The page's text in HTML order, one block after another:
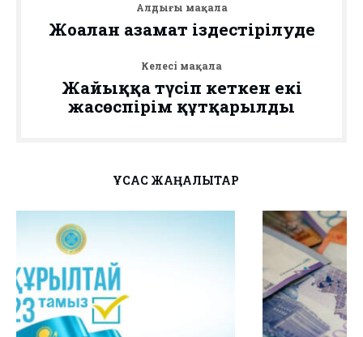
Алдыңғы мақала
Жоғалған азамат іздестірілуде
Келесі мақала
Жайыққа түсіп кеткен екі
жасөспірім құтқарылды
ҰҚСАС ЖАҢАЛЫҚТАР